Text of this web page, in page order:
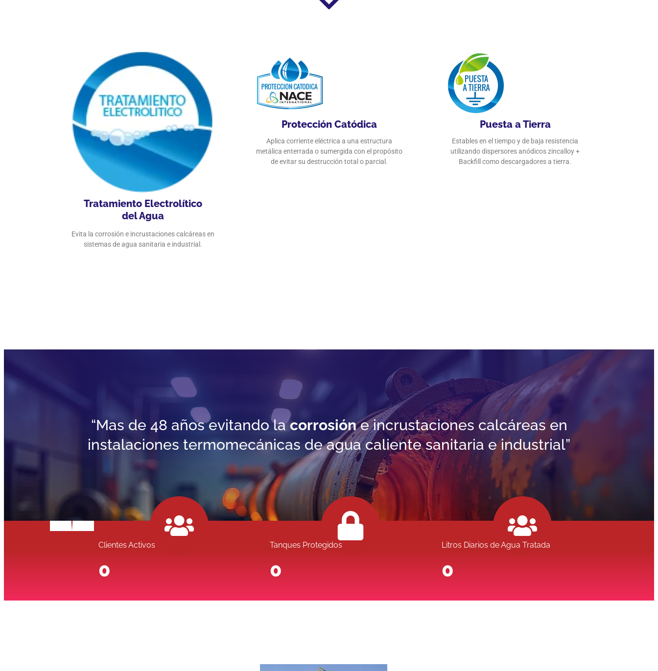
Tratamiento Electrolítico
del Agua
Evita la corrosión e incrustaciones calcáreas en
sistemas de agua sanitaria e industrial.
Protección Catódica
Aplica corriente eléctrica a una estructura
metálica enterrada o sumergida con el propósito
de evitar su destrucción total o parcial.
Puesta a Tierra
Estables en el tiempo y de baja resistencia
utilizando dispersores anódicos zincalloy +
Backfill como descargadores a tierra.
“Mas de 48 años evitando lacorrosióne incrustaciones calcáreas en
instalaciones termomecánicas de agua caliente sanitaria e industrial”
Clientes Activos
0
Tanques Protegidos
0
Litros Diarios de Agua Tratada
0